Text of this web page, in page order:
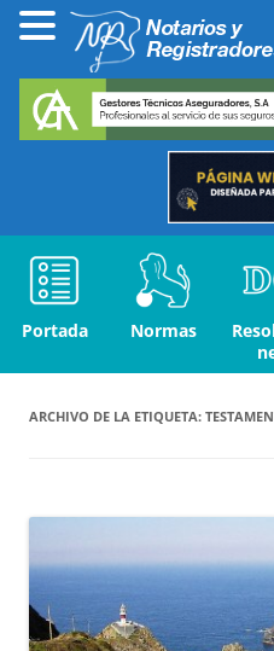
Portada Normas
ARCHIVO DE LA ETIQUETA: